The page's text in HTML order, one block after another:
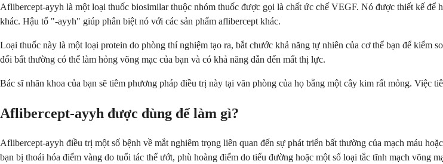
Aflibercept-ayyh là một loại thuốc biosimilar thuộc nhóm thuốc được gọi là chất ức chế VEGF. Nó được thiết kế để
khác. Hậu tố "-ayyh" giúp phân biệt nó với các sản phẩm aflibercept khác.
Loại thuốc này là một loại protein do phòng thí nghiệm tạo ra, bắt chước khả năng tự nhiên của cơ thể bạn để kiểm
đổi bất thường có thể làm hỏng võng mạc của bạn và có khả năng dẫn đến mất thị lực.
Bác sĩ nhãn khoa của bạn sẽ tiêm phương pháp điều trị này tại văn phòng của họ bằng một cây kim rất mỏng. Việc
Aflibercept-ayyh được dùng để làm gì?
Aflibercept-ayyh điều trị một số bệnh về mắt nghiêm trọng liên quan đến sự phát triển bất thường của mạch máu
bạn bị thoái hóa điểm vàng do tuổi tác thể ướt, phù hoàng điểm do tiểu đường hoặc một số loại tắc tĩnh mạch võng